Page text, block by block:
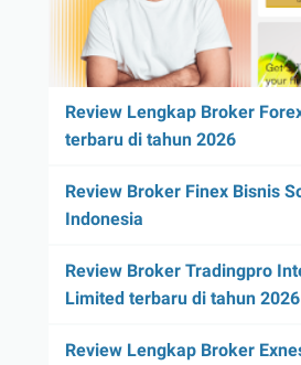
Review Lengkap Broker
terbaru di tahun 2026
Review Broker Finex Bisnis
Indonesia
Review Broker Tradingpro
Limited terbaru di tahun 2026
Review Lengkap Broker